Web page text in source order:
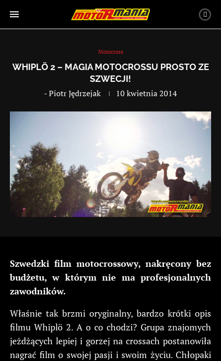
Motocross
WHIPLÖ 2 – MAGIA MOTOCROSSU PROSTO ZE
SZWECJI!
-Piotr Jędrzejak 10 kwietnia 2014
Szwedzki film motocrossowy, nakręcony bez
budżetu, w którym nie ma profesjonalnych
zawodników.
Właśnie tak brzmi oryginalny, bardzo krótki opis
filmu Whiplö 2. A o co chodzi? Grupa znajomych
jeżdżących lepiej i gorzej na crossach postanowiła
nagrać film o swojej pasji i swoim życiu. Chłopaki